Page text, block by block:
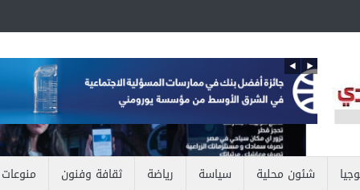
شئون محلية سياسة رياضة ثقافة وفنون منوعات